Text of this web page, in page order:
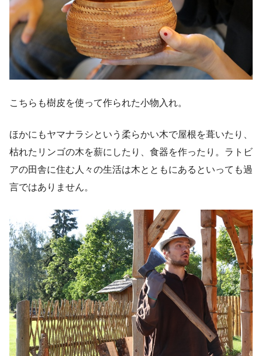
こちらも樹皮を使って作られた小物入れ。
ほかにもヤマナラシという柔らかい木で屋根を葺いたり、
枯れたリンゴの木を薪にしたり、食器を作ったり。ラトビ
アの田舎に住む人々の生活は木とともにあるといっても過
言ではありません。